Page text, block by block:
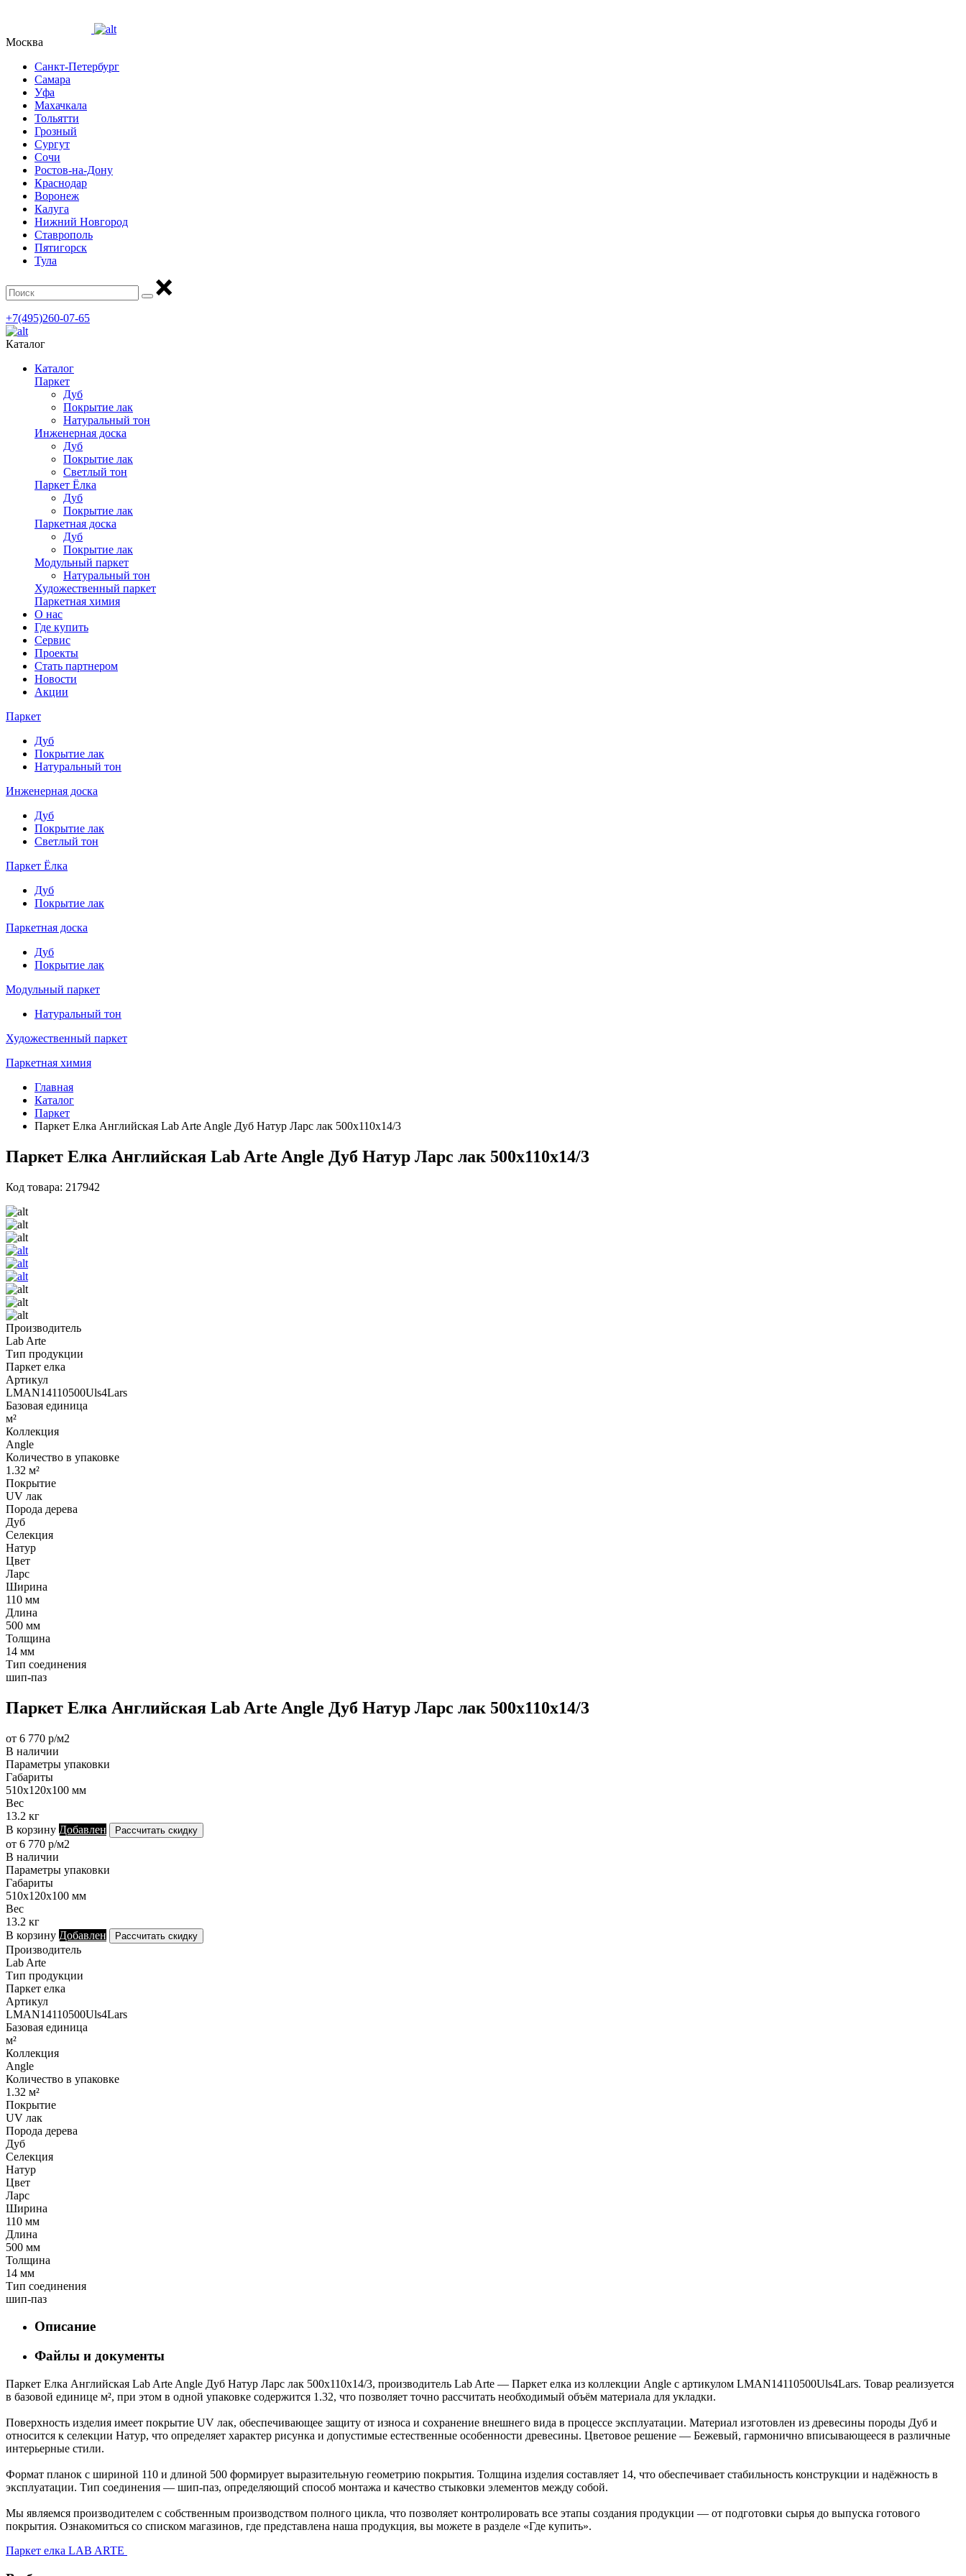
Москва
Санкт-Петербург
Самара
Уфа
Махачкала
Тольятти
Грозный
Сургут
Сочи
Ростов-на-Дону
Краснодар
Воронеж
Калуга
Нижний Новгород
Ставрополь
Пятигорск
Тула
+7(495)260-07-65
Каталог
Каталог
Паркет
Дуб
Покрытие лак
Натуральный тон
Инженерная доска
Дуб
Покрытие лак
Светлый тон
Паркет Ёлка
Дуб
Покрытие лак
Паркетная доска
Дуб
Покрытие лак
Модульный паркет
Натуральный тон
Художественный паркет
Паркетная химия
О нас
Где купить
Сервис
Проекты
Стать партнером
Новости
Акции
Паркет
Дуб
Покрытие лак
Натуральный тон
Инженерная доска
Дуб
Покрытие лак
Светлый тон
Паркет Ёлка
Дуб
Покрытие лак
Паркетная доска
Дуб
Покрытие лак
Модульный паркет
Натуральный тон
Художественный паркет
Паркетная химия
Главная
Каталог
Паркет
Паркет Елка Английская Lab Arte Angle Дуб Натур Ларс лак 500х110х14/3
Паркет Елка Английская Lab Arte Angle Дуб Натур Ларс лак 500х110х14/3
Код товара: 217942
Производитель
Lab Arte
Тип продукции
Паркет елка
Артикул
LMAN14110500Uls4Lars
Базовая единица
м²
Коллекция
Angle
Количество в упаковке
1.32 м²
Покрытие
UV лак
Порода дерева
Дуб
Селекция
Натур
Цвет
Ларс
Ширина
110 мм
Длина
500 мм
Толщина
14 мм
Тип соединения
шип-паз
Паркет Елка Английская Lab Arte Angle Дуб Натур Ларс лак 500х110х14/3
от 6 770 р/м2
В наличии
Параметры упаковки
Габариты
510х120х100 мм
Вес
13.2 кг
В корзину Добавлен Рассчитать скидку
от 6 770 р/м2
В наличии
Параметры упаковки
Габариты
510х120х100 мм
Вес
13.2 кг
В корзину Добавлен Рассчитать скидку
Производитель
Lab Arte
Тип продукции
Паркет елка
Артикул
LMAN14110500Uls4Lars
Базовая единица
м²
Коллекция
Angle
Количество в упаковке
1.32 м²
Покрытие
UV лак
Порода дерева
Дуб
Селекция
Натур
Цвет
Ларс
Ширина
110 мм
Длина
500 мм
Толщина
14 мм
Тип соединения
шип-паз
Описание
Файлы и документы
Паркет Елка Английская Lab Arte Angle Дуб Натур Ларс лак 500х110х14/3, производитель Lab Arte — Паркет елка из коллекции Angle с артикулом LMAN14110500Uls4Lars. Товар реализуется
в базовой единице м², при этом в одной упаковке содержится 1.32, что позволяет точно рассчитать необходимый объём материала для укладки.
Поверхность изделия имеет покрытие UV лак, обеспечивающее защиту от износа и сохранение внешнего вида в процессе эксплуатации. Материал изготовлен из древесины породы Дуб и
относится к селекции Натур, что определяет характер рисунка и допустимые естественные особенности древесины. Цветовое решение — Бежевый, гармонично вписывающееся в различные
интерьерные стили.
Формат планок с шириной 110 и длиной 500 формирует выразительную геометрию покрытия. Толщина изделия составляет 14, что обеспечивает стабильность конструкции и надёжность в
эксплуатации. Тип соединения — шип-паз, определяющий способ монтажа и качество стыковки элементов между собой.
Мы являемся производителем с собственным производством полного цикла, что позволяет контролировать все этапы создания продукции — от подготовки сырья до выпуска готового
покрытия. Ознакомиться со списком магазинов, где представлена наша продукция, вы можете в разделе «Где купить».
Паркет елка LAB ARTE